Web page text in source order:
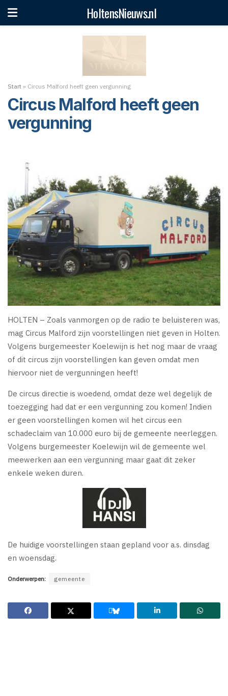
HoltensNieuws.nl
Start » Circus Malford heeft geen vergunning
Circus Malford heeft geen
vergunning
HOLTEN – Zoals vanmorgen op de radio te beluisteren was,
mag Circus Malford zijn voorstellingen niet geven in Holten.
Volgens burgemeester Koelewijn is het nog maar de vraag
of dit circus zijn voorstellingen kan geven omdat men
hiervoor niet de vergunningen heeft!
De circus directie is woedend, omdat deze wel degelijk de
toezegging had dat er een vergunning zou komen! Indien
er geen voorstellingen komen wil het circus een
schadeclaim van 10.000 euro bij de gemeente neerleggen.
Volgens burgemeester Koelewijn wil de gemeente wel
meewerken aan een vergunning maar gaat dit zeker
enkele weken duren.
De huidige voorstellingen staan gepland voor a.s. dinsdag
en woensdag.
Onderwerpen: gemeente